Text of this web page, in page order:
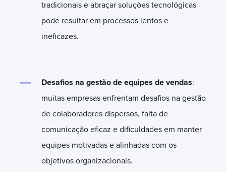
tradicionais e abraçar soluções tecnológicas
pode resultar em processos lentos e
ineficazes.
Desafios na gestão de equipes de vendas:
muitas empresas enfrentam desafios na gestão
de colaboradores dispersos, falta de
comunicação eficaz e dificuldades em manter
equipes motivadas e alinhadas com os
objetivos organizacionais.